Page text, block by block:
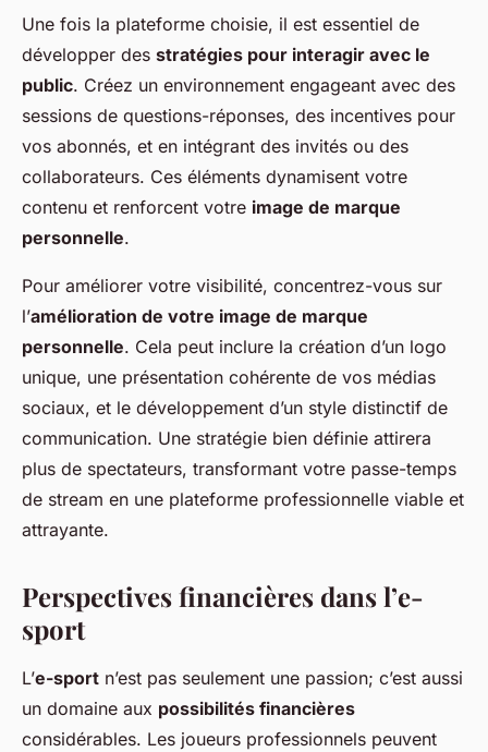
Une fois la plateforme choisie, il est essentiel de
développer des stratégies pour interagir avec le
public. Créez un environnement engageant avec des
sessions de questions-réponses, des incentives pour
vos abonnés, et en intégrant des invités ou des
collaborateurs. Ces éléments dynamisent votre
contenu et renforcent votre image de marque
personnelle.
Pour améliorer votre visibilité, concentrez-vous sur
l’amélioration de votre image de marque
personnelle. Cela peut inclure la création d’un logo
unique, une présentation cohérente de vos médias
sociaux, et le développement d’un style distinctif de
communication. Une stratégie bien définie attirera
plus de spectateurs, transformant votre passe-temps
de stream en une plateforme professionnelle viable et
attrayante.
Perspectives financières dans l’e-
sport
L’e-sport n’est pas seulement une passion; c’est aussi
un domaine aux possibilités financières
considérables. Les joueurs professionnels peuvent